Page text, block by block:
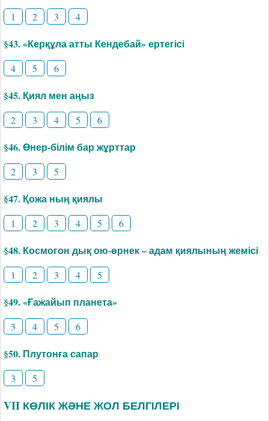
1 2 3 4
§43. «Керқұла атты Кендебай» ертегісі
4 5 6
§45. Қиял мен аңыз
2 3 4 5 6
§46. Өнер-білім бар жұрттар
2 3 5
§47. Қожа ның қиялы
1 2 3 4 5 6
§48. Космогон дық ою-өрнек – адам қиялының жемісі
1 2 3 4 5
§49. «Ғажайып планета»
3 4 5 6
§50. Плутонға сапар
3 5
VII КӨЛІК ЖӘНЕ ЖОЛ БЕЛГІЛЕРІ